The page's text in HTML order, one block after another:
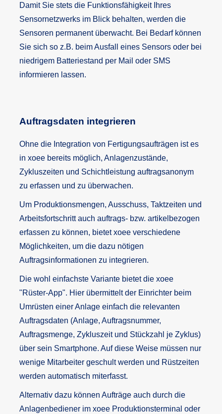
Damit Sie stets die Funktionsfähigkeit Ihres
Sensornetzwerks im Blick behalten, werden die
Sensoren permanent überwacht. Bei Bedarf können
Sie sich so z.B. beim Ausfall eines Sensors oder bei
niedrigem Batteriestand per Mail oder SMS
informieren lassen.
Auftragsdaten integrieren
Ohne die Integration von Fertigungsaufträgen ist es
in xoee bereits möglich, Anlagenzustände,
Zykluszeiten und Schichtleistung auftragsanonym
zu erfassen und zu überwachen.
Um Produktionsmengen, Ausschuss, Taktzeiten und
Arbeitsfortschritt auch auftrags- bzw. artikelbezogen
erfassen zu können, bietet xoee verschiedene
Möglichkeiten, um die dazu nötigen
Auftragsinformationen zu integrieren.
Die wohl einfachste Variante bietet die xoee
"Rüster-App". Hier übermittelt der Einrichter beim
Umrüsten einer Anlage einfach die relevanten
Auftragsdaten (Anlage, Auftragsnummer,
Auftragsmenge, Zykluszeit und Stückzahl je Zyklus)
über sein Smartphone. Auf diese Weise müssen nur
wenige Mitarbeiter geschult werden und Rüstzeiten
werden automatisch miterfasst.
Alternativ dazu können Aufträge auch durch die
Anlagenbediener im xoee Produktionsterminal oder